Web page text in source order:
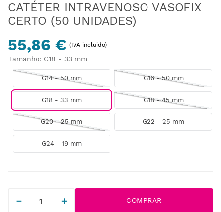
CATÉTER INTRAVENOSO VASOFIX
CERTO (50 UNIDADES)
55,86 € (IVA incluido)
Tamanho: G18 - 33 mm
G14 - 50 mm G16 - 50 mm
G18 - 33 mm G18 - 45 mm
G20 - 25 mm G22 - 25 mm
G24 - 19 mm
＋
－ COMPRAR